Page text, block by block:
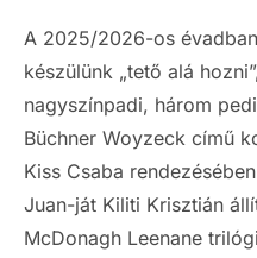
A 2025/2026-os
készülünk „tető alá
nagyszínpadi, három
Büchner Woyzeck című
Kiss Csaba
Juan-ját Kiliti Krisztián
McDonagh Leenane